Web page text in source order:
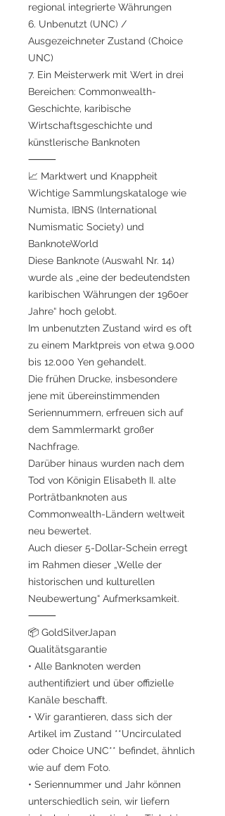
regional integrierte Währungen
6. Unbenutzt (UNC) /
Ausgezeichneter Zustand (Choice
UNC)
7. Ein Meisterwerk mit Wert in drei
Bereichen: Commonwealth-
Geschichte, karibische
Wirtschaftsgeschichte und
künstlerische Banknoten
⸻
📈 Marktwert und Knappheit
Wichtige Sammlungskataloge wie
Numista, IBNS (International
Numismatic Society) und
BanknoteWorld
Diese Banknote (Auswahl Nr. 14)
wurde als „eine der bedeutendsten
karibischen Währungen der 1960er
Jahre“ hoch gelobt.
Im unbenutzten Zustand wird es oft
zu einem Marktpreis von etwa 9.000
bis 12.000 Yen gehandelt.
Die frühen Drucke, insbesondere
jene mit übereinstimmenden
Seriennummern, erfreuen sich auf
dem Sammlermarkt großer
Nachfrage.
Darüber hinaus wurden nach dem
Tod von Königin Elisabeth II. alte
Porträtbanknoten aus
Commonwealth-Ländern weltweit
neu bewertet.
Auch dieser 5-Dollar-Schein erregt
im Rahmen dieser „Welle der
historischen und kulturellen
Neubewertung“ Aufmerksamkeit.
⸻
📦 GoldSilverJapan
Qualitätsgarantie
• Alle Banknoten werden
authentifiziert und über offizielle
Kanäle beschafft.
• Wir garantieren, dass sich der
Artikel im Zustand **Uncirculated
oder Choice UNC** befindet, ähnlich
wie auf dem Foto.
• Seriennummer und Jahr können
unterschiedlich sein, wir liefern